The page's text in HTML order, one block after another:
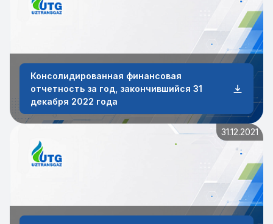
Консолидированная финансовая
отчетность за год, закончившийся 31
декабря 2022 года
31.12.2021